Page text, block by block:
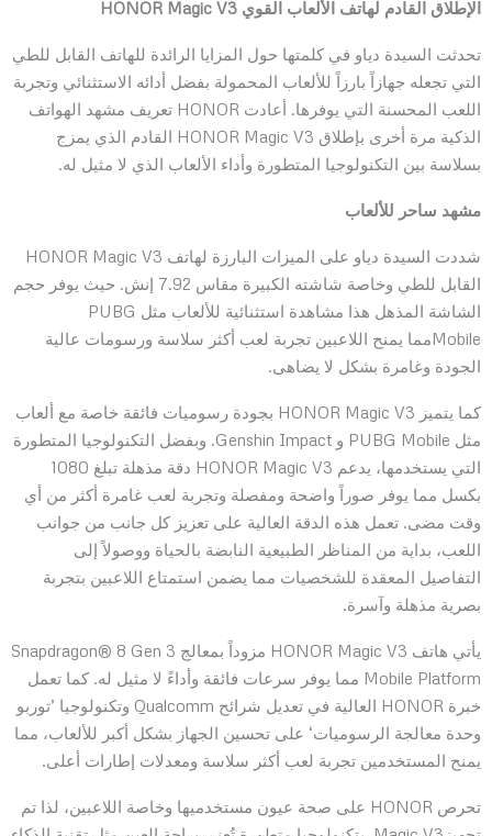
الإطلاق القادم لهاتف الألعاب القوي
تحدثت السيدة دياو في كلمتها حول المزايا الرائدة للهاتف القابل للطي
التي تجعله جهازاً بارزاً للألعاب المحمولة بفضل أدائه الاستثنائي وتجربة
اللعب المحسنة التي يوفرها. أعادت HONOR تعريف مشهد الهواتف
الذكية مرة أخرى بإطلاق HONOR Magic V3 القادم الذي يمزج
بسلاسة بين التكنولوجيا المتطورة وأداء الألعاب الذي لا مثيل له.
مشهد ساحر للألعاب
شددت السيدة دياو على الميزات البارزة لهاتف HONOR Magic V3
القابل للطي وخاصة شاشته الكبيرة مقاس 7.92 إنش. حيث يوفر حجم
الشاشة المذهل هذا مشاهدة استثنائية للألعاب مثل PUBG
Mobileمما يمنح اللاعبين تجربة لعب أكثر سلاسة ورسومات عالية
الجودة وغامرة بشكل لا يضاهى.
كما يتميز HONOR Magic V3 بجودة رسوميات فائقة خاصة مع ألعاب
مثل PUBG Mobile و Genshin Impact. وبفضل التكنولوجيا المتطورة
التي يستخدمها، يدعم HONOR Magic V3 دقة مذهلة تبلغ 1080
بكسل مما يوفر صوراً واضحة ومفصلة وتجربة لعب غامرة أكثر من أي
وقت مضى. تعمل هذه الدقة العالية على تعزيز كل جانب من جوانب
اللعب، بداية من المناظر الطبيعية النابضة بالحياة ووصولاً إلى
التفاصيل المعقدة للشخصيات مما يضمن استمتاع اللاعبين بتجربة
بصرية مذهلة وآسرة.
يأتي هاتف HONOR Magic V3 مزوداً بمعالج Snapdragon® 8 Gen 3
Mobile Platform مما يوفر سرعات فائقة وأداءً لا مثيل له. كما تعمل
خبرة HONOR العالية في تعديل شرائح Qualcomm وتكنولوجيا ’توربو
وحدة معالجة الرسوميات‘ على تحسين الجهاز بشكل أكبر للألعاب، مما
يمنح المستخدمين تجربة لعب أكثر سلاسة ومعدلات إطارات أعلى.
تحرص HONOR على صحة عيون مستخدميها وخاصة اللاعبين، لذا تم